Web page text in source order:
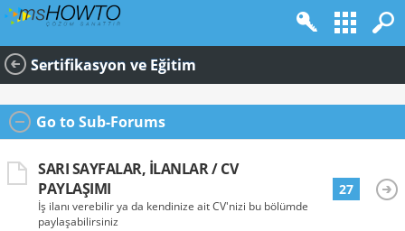
Sertifikasyon ve Eğitim
Go to Sub-Forums
SARI SAYFALAR, İLANLAR / CV
PAYLAŞIMI
İş ilanı verebilir ya da kendinize ait CV'nizi bu bölümde
paylaşabilirsiniz
27